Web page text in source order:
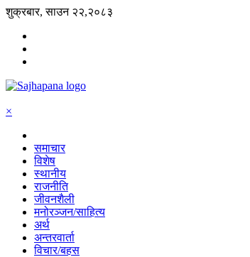
शुक्रबार, साउन २२,२०८३
×
समाचार
विशेष
स्थानीय
राजनीति
जीवनशैली
मनोरञ्जन/साहित्य
अर्थ
अन्तरवार्ता
विचार/बहस